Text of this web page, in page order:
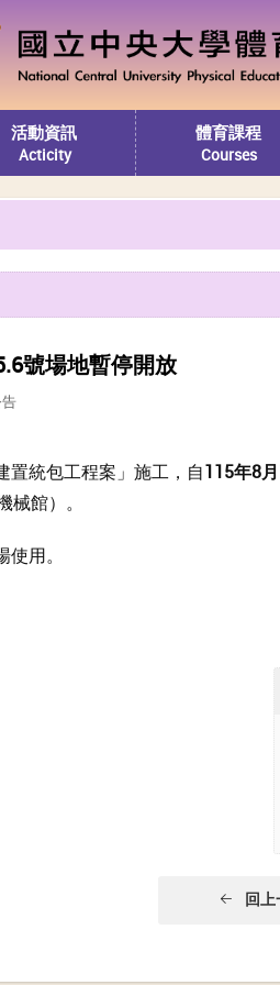
活動資訊
Acticity
體育課程
Courses
號場地暫停開放
置統包工程案」施工，自115年8
館）。
用。
回上